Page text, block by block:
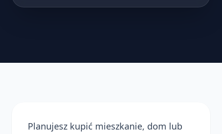
Planujesz kupić mieszkanie, dom lub